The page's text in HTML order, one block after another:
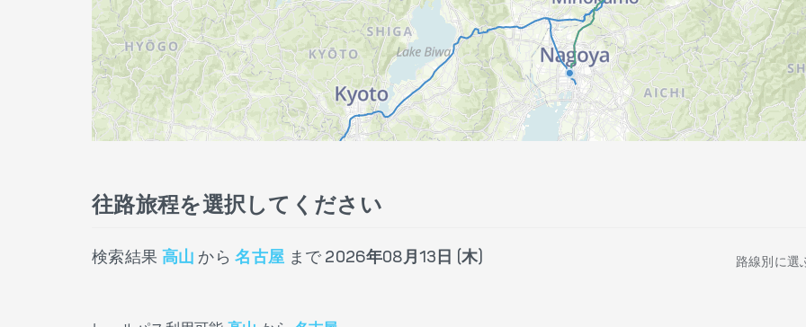
往路旅程を選択してください
検索結果 高山 から名古屋 まで 2026年08月13日 (木) 路線別に選